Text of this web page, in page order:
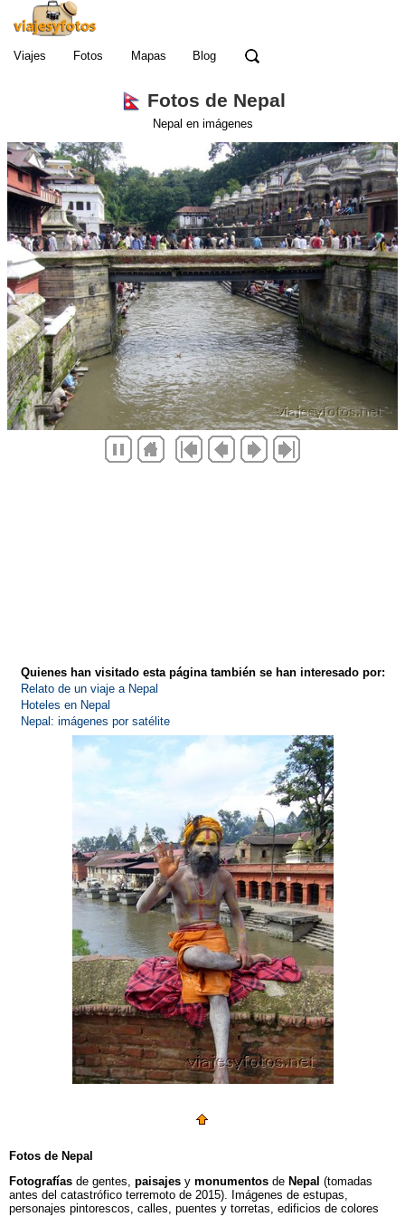
Viajes Fotos Mapas Blog
Fotos de Nepal
Nepal en imágenes
Quienes han visitado esta página también se han interesado por:
Relato de un viaje a Nepal
Hoteles en Nepal
Nepal: imágenes por satélite
Fotos de Nepal
Fotografías de gentes, paisajes y monumentos de Nepal (tomadas
antes del catastrófico terremoto de 2015). Imágenes de estupas,
personajes pintorescos, calles, puentes y torretas, edificios de colores